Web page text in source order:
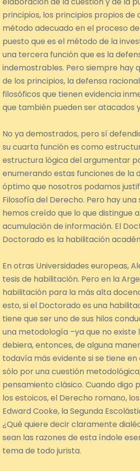
principios, los principios propios de
método adecuado en el proceso
puesto que es el método de la
una tercera función que es la
indemostrables. Pero siempre hay
de los principios, la defensa
filosóficos que tienen evidencia
que también pueden ser atacados
No ya demostrados, pero sí
su cuarta función es como
estructura lógica del argumentar
enumerando estas funciones de la
óptimo que nosotros podamos
Filosofía del Derecho. Pero hay
hemos creído que lo que distingue
acumulación de información. El
Doctorado es la habilitación
En otras Universidades europeas,
tesis de habilitación. Pero en la
habilitación para la más alta
esto, si el Doctorado es una
tiene que ser uno de sus hilos
una metodología –ya que no
debiera, entonces, de alguna
todavía más evidente si se tiene
sólo por una cuestión
pensamiento clásico. Cuando digo
los estoicos, el Derecho romano,
Edward Cooke, la Segunda
¿Qué quiere decir claramente
sean las razones de esta índole
tema de todo jurista.